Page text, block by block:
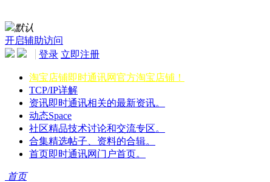
默认
开启辅助访问
登录 立即注册
淘宝店铺即时通讯网官方淘宝店铺！
TCP/IP详解
资讯即时通讯相关的最新资讯。
动态Space
社区精品技术讨论和交流专区。
合集精选帖子、资料的合辑。
首页即时通讯网门户首页。
首页